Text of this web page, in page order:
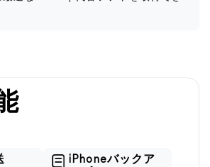
iPhoneバックア